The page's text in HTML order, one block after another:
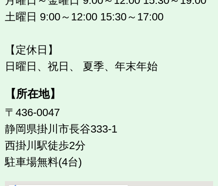
土曜日 9:00～12:00 15:30～17:00
【定休日】
日曜日、祝日、 夏季、年末年始
【所在地】
〒436-0047
静岡県掛川市長谷333-1
西掛川駅徒歩2分
駐車場無料(4台)